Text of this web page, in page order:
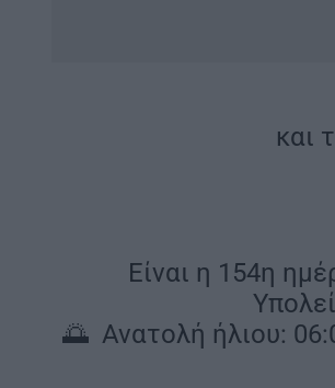
και
Είναι η 154η
🌅 Ανατολή ήλιου: